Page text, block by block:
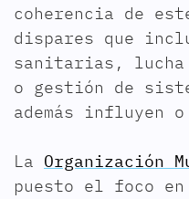
coherencia de
dispares que
sanitarias, lucha
o gestión de
además influyen
La Organización
puesto el foco